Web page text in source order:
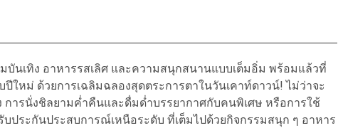
บันเทิง อาหารรสเลิศ และความสนุกสนานแบบเต็มอิ่ม พร้อมแล้วที่
ใหม่ ด้วยการเฉลิมฉลองสุดตระการตาในวันเคาท์ดาวน์! ไม่ว่าจะ
การนั่งชิลยามค่ำคืนและดื่มด่ำบรรยากาศกับคนพิเศษ หรือการใช้
ประกันประสบการณ์เหนือระดับ ที่เต็มไปด้วยกิจกรรมสนุก ๆ อาหาร